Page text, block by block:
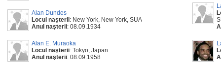
Alan Dundes
Locul naşterii: New York, New York, SUA
Anul naşterii: 08.09.1934
Alan E. Muraoka
Locul naşterii: Tokyo, Japan
Anul naşterii: 08.09.1958